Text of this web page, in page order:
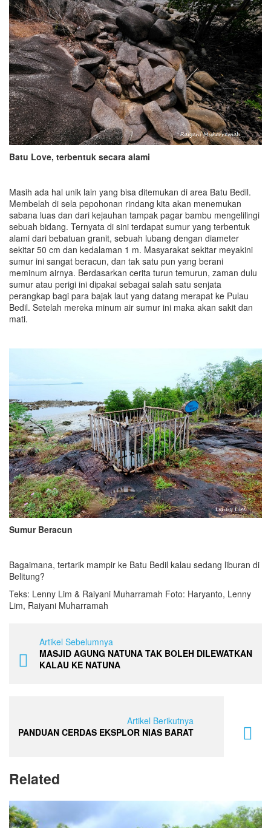
Batu Love, terbentuk secara alami
Masih ada hal unik lain yang bisa ditemukan di area Batu Bedil.
Membelah di sela pepohonan rindang kita akan menemukan
sabana luas dan dari kejauhan tampak pagar bambu mengelilingi
sebuah bidang. Ternyata di sini terdapat sumur yang terbentuk
alami dari bebatuan granit, sebuah lubang dengan diameter
sekitar 50 cm dan kedalaman 1 m. Masyarakat sekitar meyakini
sumur ini sangat beracun, dan tak satu pun yang berani
meminum airnya. Berdasarkan cerita turun temurun, zaman dulu
sumur atau perigi ini dipakai sebagai salah satu senjata
perangkap bagi para bajak laut yang datang merapat ke Pulau
Bedil. Setelah mereka minum air sumur ini maka akan sakit dan
mati.
Sumur Beracun
Bagaimana, tertarik mampir ke Batu Bedil kalau sedang liburan di
Belitung?
Teks: Lenny Lim & Raiyani Muharramah Foto: Haryanto, Lenny
Lim, Raiyani Muharramah
Artikel Sebelumnya
MASJID AGUNG NATUNA TAK BOLEH DILEWATKAN
KALAU KE NATUNA
Artikel Berikutnya
PANDUAN CERDAS EKSPLOR NIAS BARAT
Related